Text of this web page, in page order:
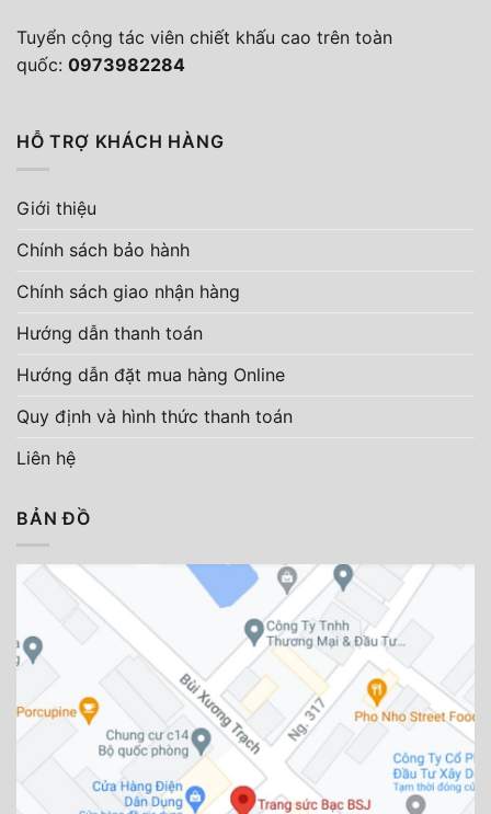
Tuyển cộng tác viên chiết khấu cao trên toàn
quốc: 0973982284
HỖ TRỢ KHÁCH HÀNG
Giới thiệu
Chính sách bảo hành
Chính sách giao nhận hàng
Hướng dẫn thanh toán
Hướng dẫn đặt mua hàng Online
Quy định và hình thức thanh toán
Liên hệ
BẢN ĐỒ